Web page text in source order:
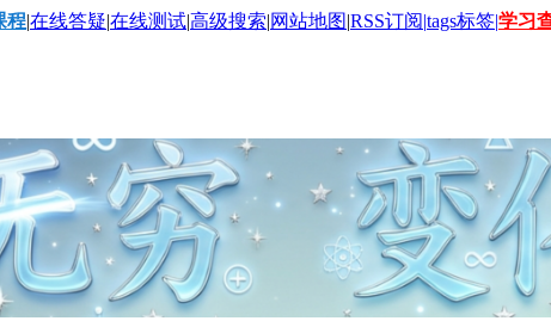
程|在线答疑|在线测试|高级搜索|网站地图|RSS订阅|tags标签|学习